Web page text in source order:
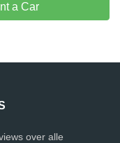
a Car
over alle